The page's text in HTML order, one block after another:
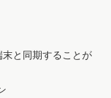
と同期することが